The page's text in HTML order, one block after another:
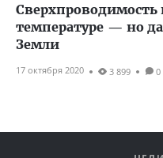
температуре — но
Земли
17 октября 2020 3 899 0